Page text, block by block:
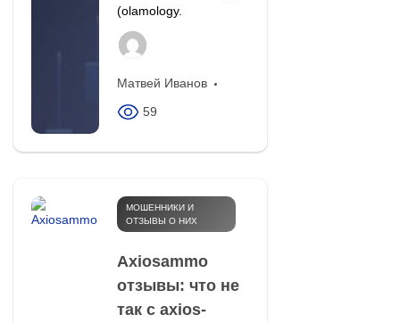
(olamology.
Матвей Иванов
59
МОШЕННИКИ И
ОТЗЫВЫ О НИХ
Axiosammo
отзывы: что не
так с axios-